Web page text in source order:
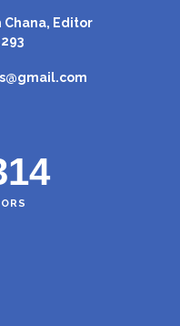
Chana, Editor